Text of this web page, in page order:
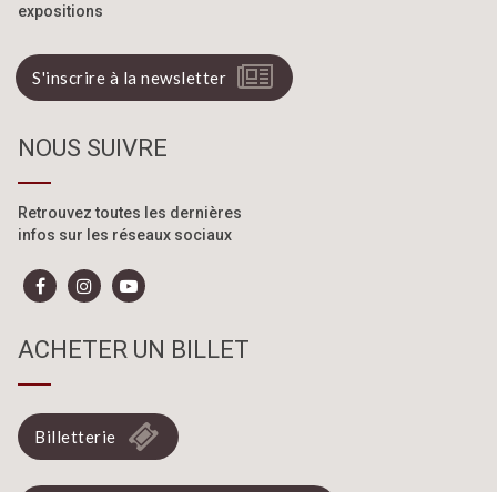
expositions
S'inscrire à la newsletter
NOUS SUIVRE
Retrouvez toutes les dernières
infos sur les réseaux sociaux
ACHETER UN BILLET
Billetterie